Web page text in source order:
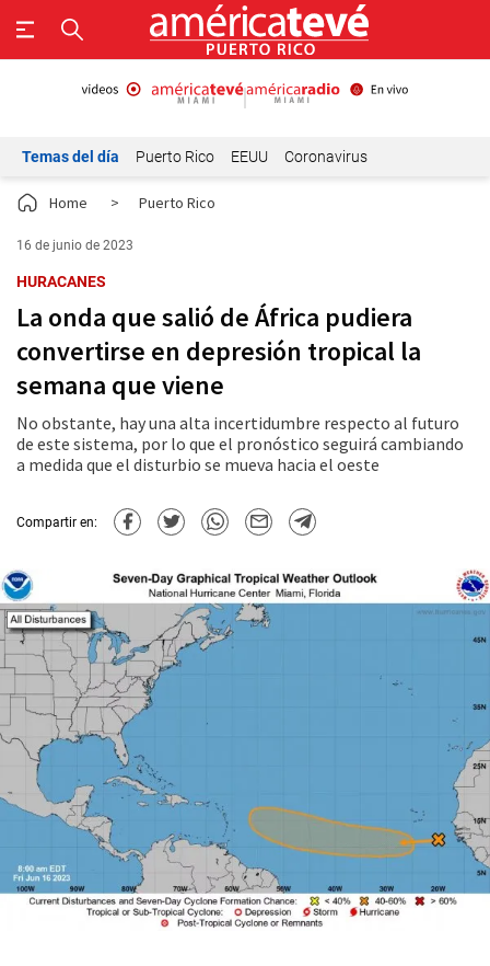
Temas del día Puerto Rico EEUU Coronavirus
Home > Puerto Rico
16 de junio de 2023
HURACANES
La onda que salió de África pudiera
convertirse en depresión tropical la
semana que viene
No obstante, hay una alta incertidumbre respecto al futuro
de este sistema, por lo que el pronóstico seguirá cambiando
a medida que el disturbio se mueva hacia el oeste
Compartir en: